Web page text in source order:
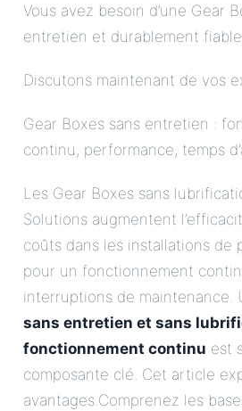
Vous avez besoin d’une Gear
entretien et durablement
Discutons maintenant de vos
Gear Boxes sans entretien :
continu, performance, temps
Les Gear Boxes sans
Solutions augmentent
coûts dans les installations de
pour un fonctionnement
interruptions de maintenance.
sans entretien et sans
fonctionnement continu est
composante clé. Cet article
avantages.Comprenez les